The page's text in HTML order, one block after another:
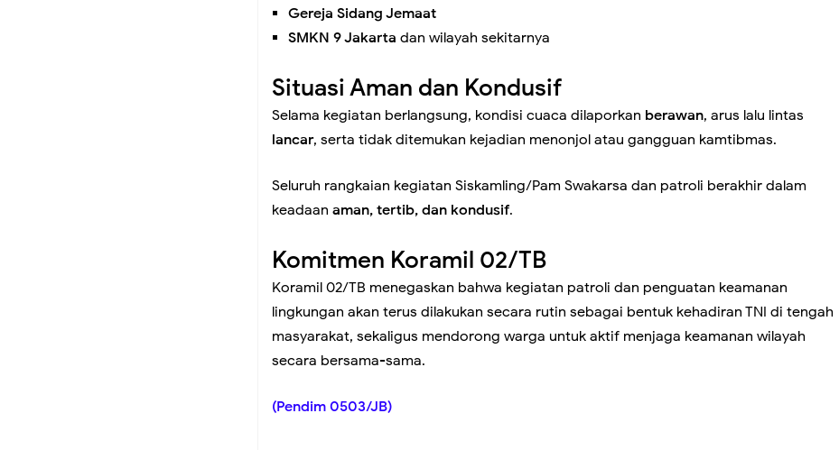
Genangan
Menuju Langkah Pembuktian dan Pengabdian: FWJ Indonesia Siap Mengukuhkan Pengurus
Baru Periode 2026–2029
Koramil 02/Tambora Gelar Patroli Malam, Antisipasi Tawuran dan Balap Liar Demi Jaga
Koramil 02/Tambora Tingkatkan Kewaspadaan Malam Hari, Babinsa Dampingi Siskamling
Bersama Warga Roa Malaka
Gereja Sidang Jemaat
SMKN 9 Jakarta dan wilayah sekitarnya
Situasi Aman dan Kondusif
Selama kegiatan berlangsung, kondisi cuaca dilaporkan berawan, arus lalu lintas
lancar, serta tidak ditemukan kejadian menonjol atau gangguan kamtibmas.
Seluruh rangkaian kegiatan Siskamling/Pam Swakarsa dan patroli berakhir dalam
keadaan aman, tertib, dan kondusif.
Komitmen Koramil 02/TB
Koramil 02/TB menegaskan bahwa kegiatan patroli dan penguatan keamanan
lingkungan akan terus dilakukan secara rutin sebagai bentuk kehadiran TNI di tengah
masyarakat, sekaligus mendorong warga untuk aktif menjaga keamanan wilayah
secara bersama-sama.
(Pendim 0503/JB)